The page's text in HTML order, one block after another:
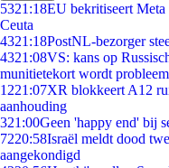
5321:18EU bekritiseert
Ceuta
4321:18PostNL-bezorger
4321:08VS: kans op
munitietekort wordt probleem
1221:07XR blokkeert A12
aanhouding
321:00Geen 'happy end' bij
7220:58Israël meldt dood
aangekondigd